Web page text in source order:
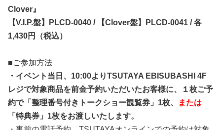
Clover』
【V.I.P.盤】PLCD-0040 / 【Clover盤】PLCD-0041 / 各
1,430円（税込）
■ご参加方法
・イベント当日、10:00よりTSUTAYA EBISUBASHI 4F
レジで対象商品を前金予約いただいたお客様に、１枚ご予
約で「整理番号付きトークショー観覧券」1枚、
または
「特典券」1枚をお渡しいたします。